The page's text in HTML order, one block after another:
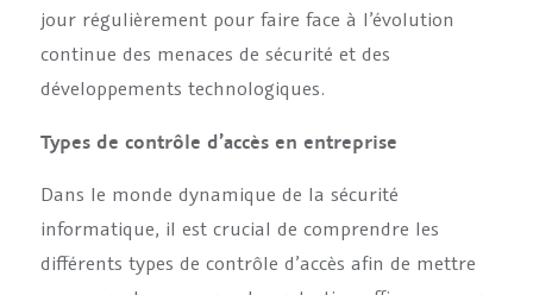
jour régulièrement pour faire face à l’évolution
continue des menaces de sécurité et des
développements technologiques.
Types de contrôle d’accès en entreprise
Dans le monde dynamique de la sécurité
informatique, il est crucial de comprendre les
différents types de contrôle d’accès afin de mettre